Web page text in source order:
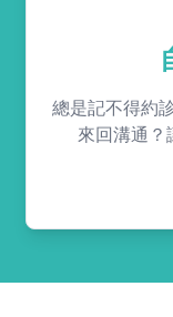
總是記不得約
來回溝通？